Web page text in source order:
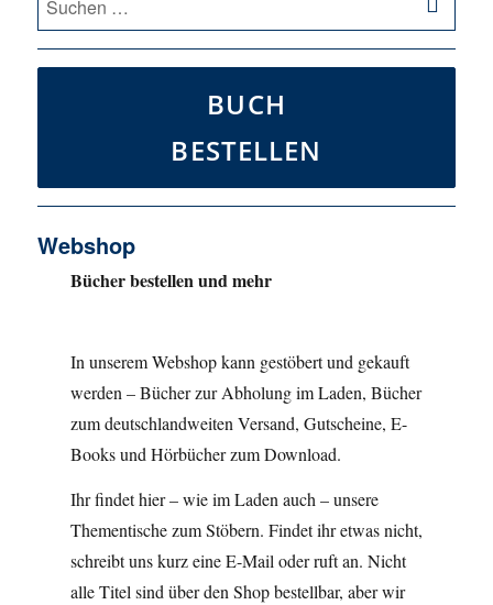
nach:
BUCH
BESTELLEN
Webshop
Bücher bestellen und mehr
In unserem Webshop kann gestöbert und gekauft
werden – Bücher zur Abholung im Laden, Bücher
zum deutschlandweiten Versand, Gutscheine, E-
Books und Hörbücher zum Download.
Ihr findet hier – wie im Laden auch – unsere
Thementische zum Stöbern. Findet ihr etwas nicht,
schreibt uns kurz eine E-Mail oder ruft an. Nicht
alle Titel sind über den Shop bestellbar, aber wir